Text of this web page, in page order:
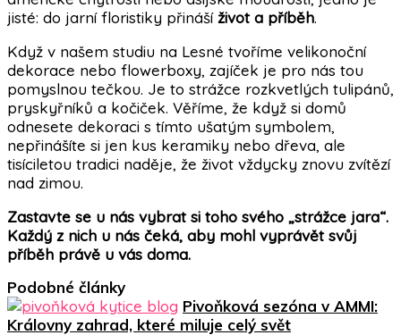
jisté: do jarní floristiky přinášíživot a příběh.
Když v našem studiu na Lesné tvoříme velikonoční
dekorace nebo flowerboxy, zajíček je pro nás tou
pomyslnou tečkou. Je to strážce rozkvetlých tulipánů,
pryskyřníků a kočiček. Věříme, že když si domů
odnesete dekoraci s tímto ušatým symbolem,
nepřinášíte si jen kus keramiky nebo dřeva, ale
tisíciletou tradici naděje, že život vždycky znovu zvítězí
nad zimou.
Zastavte se u nás vybrat si toho svého „strážce jara“.
Každý z nich u nás čeká, aby mohl vyprávět svůj
příběh právě u vás doma.
Podobné články
Pivoňková sezóna v AMMI:
Královny zahrad, které miluje celý svět